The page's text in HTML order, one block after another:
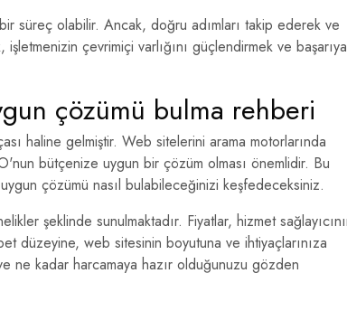
süreç olabilir. Ancak, doğru adımları takip ederek ve
çevrimiçi varlığını güçlendirmek ve başarıya
çözümü bulma rehberi
haline gelmiştir. Web sitelerini arama motorlarında
bütçenize uygun bir çözüm olması önemlidir. Bu
çözümü nasıl bulabileceğinizi keşfedeceksiniz.
şeklinde sunulmaktadır. Fiyatlar, hizmet
düzeyine, web sitesinin boyutuna ve ihtiyaçlarınıza
ne kadar harcamaya hazır olduğunuzu gözden